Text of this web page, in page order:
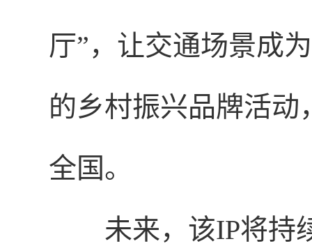
厅”，让交通场景成
的乡村振兴品牌活
全国。
未来，该IP将持